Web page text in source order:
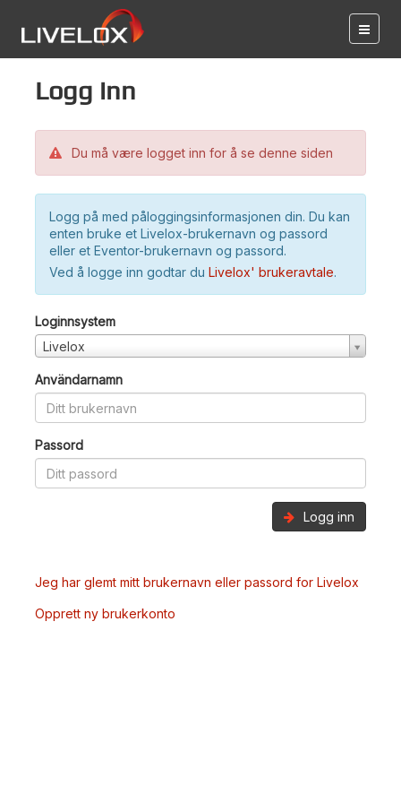
Logg inn
Du må være logget inn for å se denne siden
Logg på med påloggingsinformasjonen din. Du kan
enten bruke et Livelox-brukernavn og passord
eller et Eventor-brukernavn og passord.
Ved å logge inn godtar du Livelox' brukeravtale.
Loginnsystem
Livelox
Användarnamn
Passord
Logg inn
Jeg har glemt mitt brukernavn eller passord for Livelox
Opprett ny brukerkonto